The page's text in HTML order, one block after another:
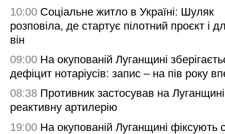
10:00 Соціальне житло в Україні: Шуляк
розповіла, де стартує пілотний проєкт і
він
09:00 На окупованій Луганщині
дефіцит нотаріусів: запис – на пів року
08:38 Противник застосував на Луганщині
реактивну артилерію
19:00 На окупованій Луганщині фіксують